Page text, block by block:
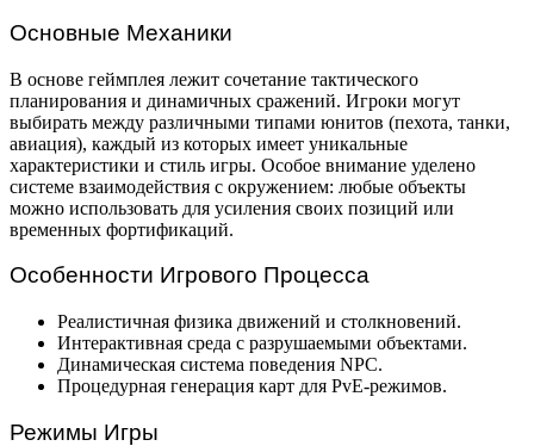
Основные Механики
В основе геймплея лежит сочетание тактического
планирования и динамичных сражений. Игроки могут
выбирать между различными типами юнитов (пехота, танки,
авиация), каждый из которых имеет уникальные
характеристики и стиль игры. Особое внимание уделено
системе взаимодействия с окружением: любые объекты
можно использовать для усиления своих позиций или
временных фортификаций.
Особенности Игрового Процесса
Реалистичная физика движений и столкновений.
Интерактивная среда с разрушаемыми объектами.
Динамическая система поведения NPC.
Процедурная генерация карт для PvE-режимов.
Режимы Игры